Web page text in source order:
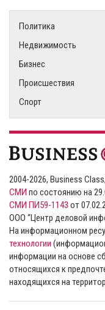
Политика
Недвижимость
Бизнес
Происшествия
Спорт
2004-2026, Business Class,
СМИ по состоянию на
СМИ ПИ59-1143 от
ООО “Центр деловой
На информационном
технологии
информации на основе
относящихся к
находящихся на